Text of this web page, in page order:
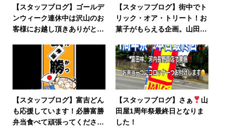
【スタッフブログ】ゴールデ
ンウィーク連休中は沢山のお
客様にお越し頂きありがとう
【スタッフブログ】街中でト
リック・オア・トリート！お
菓子がもらえる企画。山田屋
ています。
【スタッフブログ】富吉どん
も応援しています！必勝富勝
弁当食べて頑張ってください
【スタッフブログ】さぁ
山
田屋1周年祭最終日となりま
した！